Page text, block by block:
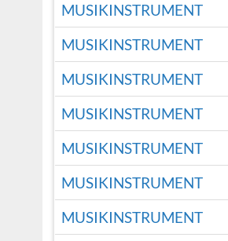
MUSIKINSTRUMENT
MUSIKINSTRUMENT
MUSIKINSTRUMENT
MUSIKINSTRUMENT
MUSIKINSTRUMENT
MUSIKINSTRUMENT
MUSIKINSTRUMENT